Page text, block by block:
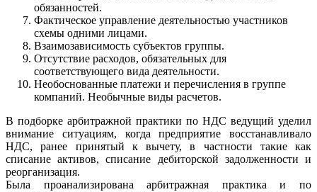
обязанностей.
Фактическое управление деятельностью участников
схемы одними лицами.
Взаимозависимость субъектов группы.
Отсутствие расходов, обязательных для
соответствующего вида деятельности.
Необоснованные платежи и перечисления в группе
компаний. Необычные виды расчетов.
В подборке арбитражной практики по НДС ведущий уделил
внимание ситуациям, когда предприятие восстанавливало
НДС, ранее принятый к вычету, в частности такие как
списание активов, списание дебиторской задолженности и
реорганизация.
Была проанализирована арбитражная практика и по